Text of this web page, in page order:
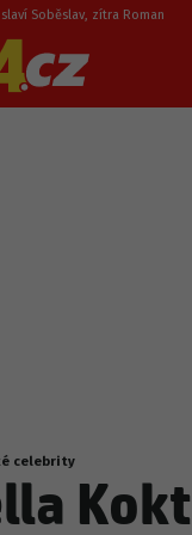
Soběslav, zítra Roman
celebrity